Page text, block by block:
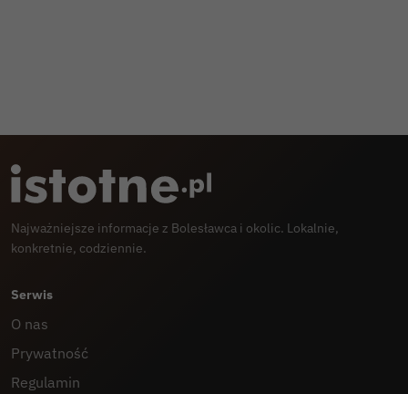
Najważniejsze informacje z Bolesławca i okolic. Lokalnie,
konkretnie, codziennie.
Serwis
O nas
Prywatność
Regulamin